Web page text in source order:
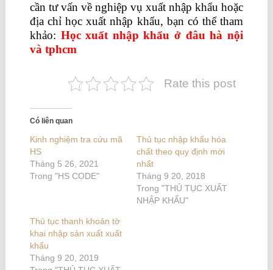
cần tư vấn về nghiệp vụ xuất nhập khẩu hoặc
địa chỉ học xuất nhập khẩu, bạn có thể tham
khảo: Học xuất nhập khẩu ở đâu hà nội
và tphcm
Rate this post
Có liên quan
Kinh nghiệm tra cứu mã
HS
Tháng 5 26, 2021
Trong "HS CODE"
Thủ tục nhập khẩu hóa
chất theo quy định mới
nhất
Tháng 9 20, 2018
Trong "THỦ TỤC XUẤT
NHẬP KHẨU"
Thủ tục thanh khoản tờ
khai nhập sản xuất xuất
khẩu
Tháng 9 20, 2019